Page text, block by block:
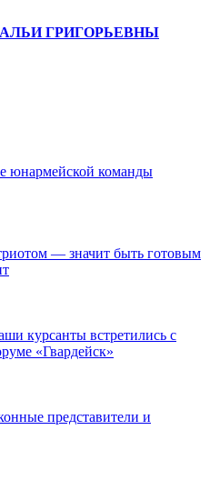
ГРИГОРЬЕВНЫ
юнармейской команды
— значит быть готовым
курсанты встретились с
«Гвардейск»
представители и